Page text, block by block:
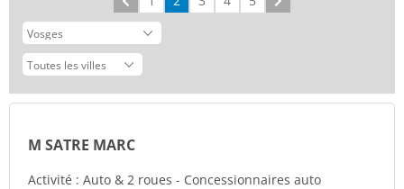
M SATRE MARC
Activité : Auto & 2 roues - Concessionnaires auto